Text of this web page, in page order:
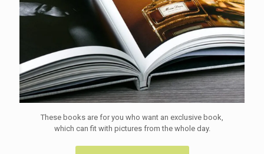
These books are for you who want an exclusive book,
which can fit with pictures from the whole day.